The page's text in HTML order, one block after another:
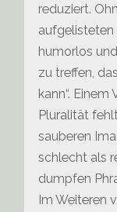
reduziert.
aufgelisteten
humorlos
zu treffen,
kann“. Einem
Pluralität
sauberen
schlecht als
dumpfen
Im Weiteren